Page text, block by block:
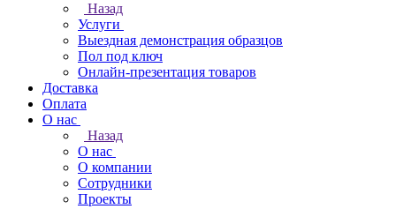
Назад
Услуги
Выездная демонстрация образцов
Пол под ключ
Онлайн-презентация товаров
Доставка
Оплата
О нас
Назад
О нас
О компании
Сотрудники
Проекты